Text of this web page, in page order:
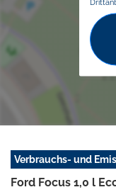
Verbrauchs- und
Ford Focus 1,0 l